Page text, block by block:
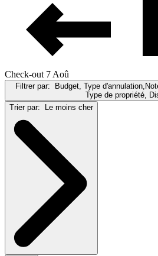
Check-out 7 Aoû
Filtrer par: Budget, Type
Type de propriété,
Trier par: Le moins cher